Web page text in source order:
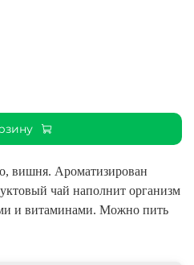
вишня. Ароматизирован
чай наполнит организм
и витаминами. Можно пить